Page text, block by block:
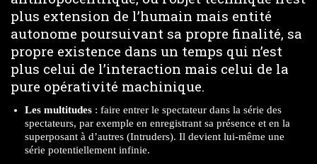
plus extension de l’humain mais entité
autonome poursuivant sa propre finalité, sa
propre existence dans un temps qui n’est
plus celui de l’interaction mais celui de la
pure opérativité machinique.
Les multitudes : faire entrer le spectateur dans la série des
spectateurs, par exemple en enregistrant sa présence et en la
superposant à d’autres (Intruders). Il devient lui-même une
série potentiellement infinie.